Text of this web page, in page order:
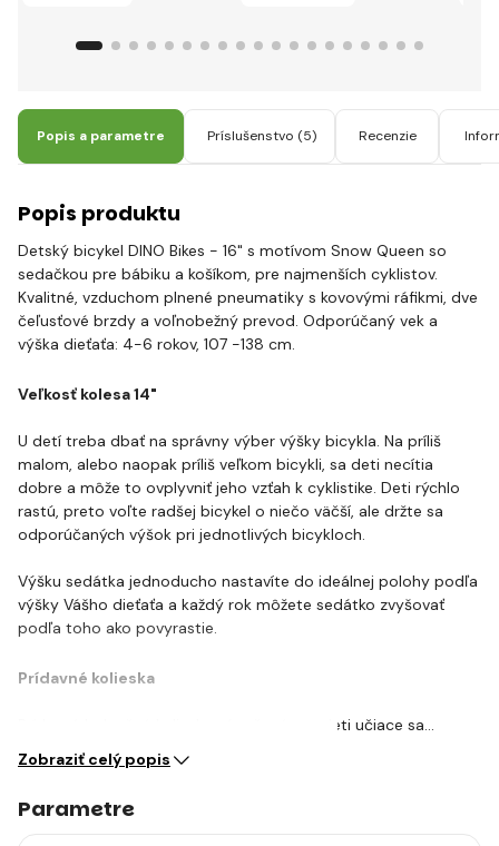
Popis a parametre Príslušenstvo (5) Recenzie
Popis produktu
Detský bicykel DINO Bikes - 16" s motívom Snow Queen so
sedačkou pre bábiku a košíkom, pre najmenších cyklistov.
Kvalitné, vzduchom plnené pneumatiky s kovovými ráfikmi, dve
čeľusťové brzdy a voľnobežný prevod. Odporúčaný vek a
výška dieťaťa: 4-6 rokov, 107 -138 cm.
Veľkosť kolesa 14"
U detí treba dbať na správny výber výšky bicykla. Na príliš
malom, alebo naopak príliš veľkom bicykli, sa deti necítia
dobre a môže to ovplyvniť jeho vzťah k cyklistike. Deti rýchlo
rastú, preto voľte radšej bicykel o niečo väčší, ale držte sa
odporúčaných výšok pri jednotlivých bicykloch.
Výšku sedátka jednoducho nastavíte do ideálnej polohy podľa
výšky Vášho dieťaťa a každý rok môžete sedátko zvyšovať
podľa toho ako povyrastie.
Prídavné kolieska
Prídavné balančné kolieska sú určené pre deti učiace sa…
Zobraziť celý popis
Parametre